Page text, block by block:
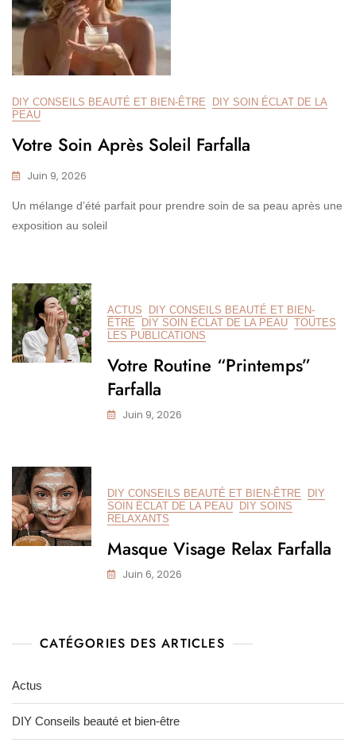
DIY CONSEILS BEAUTÉ ET BIEN-ÊTRE
DIY SOIN ÉCLAT DE LA
PEAU
Votre Soin Après Soleil Farfalla
Juin 9, 2026
Un mélange d’été parfait pour prendre soin de sa peau après une
exposition au soleil
ACTUS
DIY CONSEILS BEAUTÉ ET BIEN-
ÊTRE
DIY SOIN ÉCLAT DE LA PEAU TOUTES
LES PUBLICATIONS
Votre Routine “Printemps”
Farfalla
Juin 9, 2026
DIY CONSEILS BEAUTÉ ET BIEN-ÊTRE
DIY
SOIN ÉCLAT DE LA PEAU
DIY SOINS
RELAXANTS
Masque Visage Relax Farfalla
Juin 6, 2026
CATÉGORIES DES ARTICLES
Actus
DIY Conseils beauté et bien-être